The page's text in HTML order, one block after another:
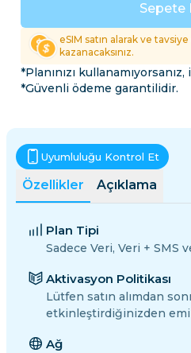
Sepete
eSIM satın alarak ve
kazanacaksınız.
*Planınızı
*Güvenli ödeme garantilidir.
Özellikler Açıklama
Uyumluluğu Kontrol Et
Plan Tipi
Sadece Veri, Veri + SMS
Aktivasyon Politikası
Lütfen satın alımdan
etkinleştirdiğinizden
Ağ